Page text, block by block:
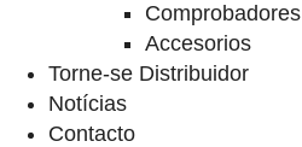
Comprobadores
Accesorios
Torne-se Distribuidor
Notícias
Contacto